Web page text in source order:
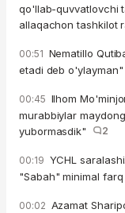
qo'llab-quvvatlovchi
allaqachon tashkilot
00:51 Nematillo
etadi deb o'ylayman"
00:45 Ilhom
murabbiylar
yubormasdik"
2
00:19 YCHL
"Sabah" minimal
00:02 Azamat